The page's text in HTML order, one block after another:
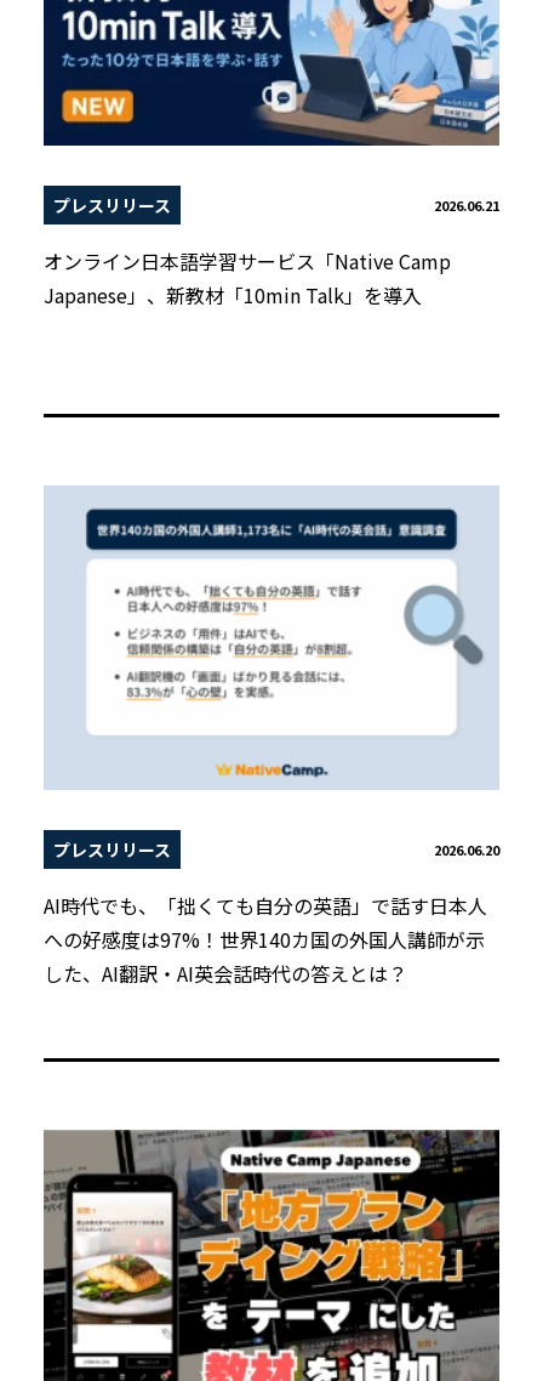
プレスリリース 2026.06.21
オンライン日本語学習サービス「Native Camp
Japanese」、新教材「10min Talk」を導入
プレスリリース 2026.06.20
AI時代でも、「拙くても自分の英語」で話す日本人
への好感度は97%！世界140カ国の外国人講師が示
した、AI翻訳・AI英会話時代の答えとは？